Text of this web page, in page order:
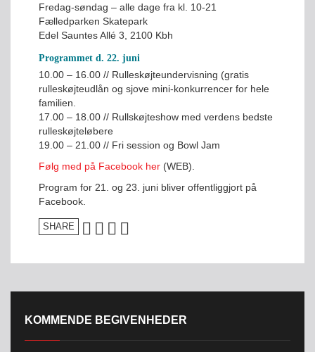
Fredag-søndag – alle dage fra kl. 10-21
Fælledparken Skatepark
Edel Sauntes Allé 3, 2100 Kbh
Programmet d. 22. juni
10.00 – 16.00 // Rulleskøjteundervisning (gratis
rulleskøjteudlån og sjove mini-konkurrencer for hele
familien.
17.00 – 18.00 // Rullskøjteshow med verdens bedste
rulleskøjteløbere
19.00 – 21.00 // Fri session og Bowl Jam
Følg med på Facebook her (WEB).
Program for 21. og 23. juni bliver offentliggjort på
Facebook.
SHARE
KOMMENDE BEGIVENHEDER